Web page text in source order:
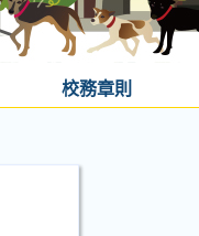
校務章則